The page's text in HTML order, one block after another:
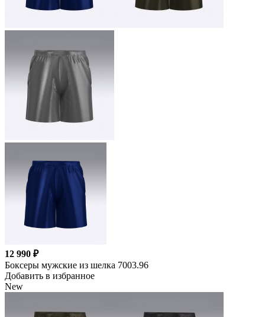
12 990 ₽
Боксеры мужские из шелка 7003.96
Добавить в избранное
New